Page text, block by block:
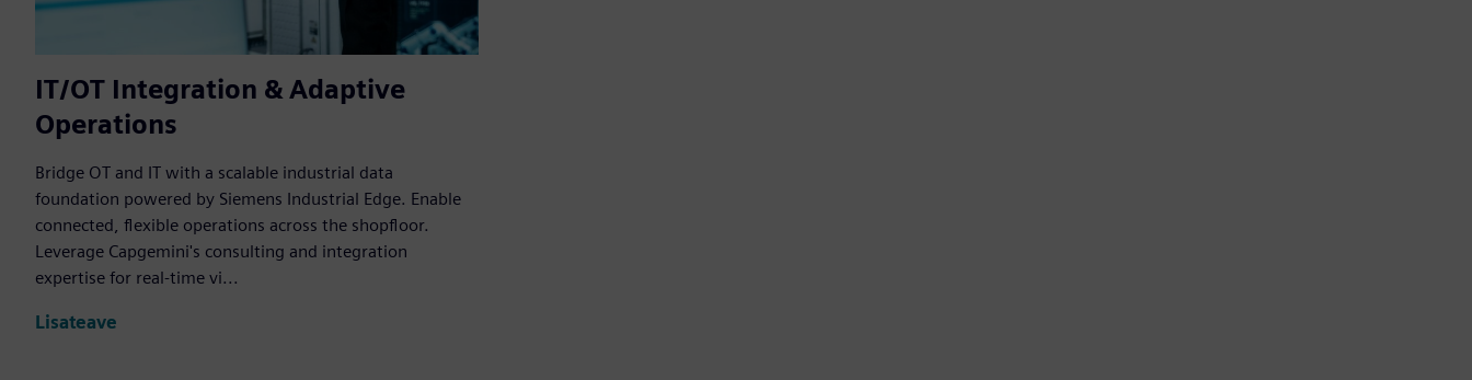
IT/OT Integration & Adaptive
Operations
Bridge OT and IT with a scalable industrial data
foundation powered by Siemens Industrial Edge. Enable
connected, flexible operations across the shopfloor.
Leverage Capgemini's consulting and integration
expertise for real-time vi...
Lisateave